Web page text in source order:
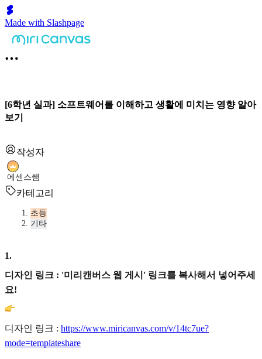
Made with Slashpage
[6학년 실과] 소프트웨어를 이해하고 생활에 미치는 영향 알아
보기
작성자
에센스쌤
카테고리
초등
기타
1.
디자인 링크 : '미리캔버스 웹 게시' 링크를 복사해서 넣어주세
요!
디자인 링크 : https://www.miricanvas.com/v/14tc7ue?
mode=templateshare